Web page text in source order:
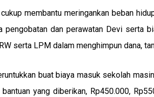
membantu meringankan beban
pengobatan dan perawatan Devi serta
serta LPM dalam menghimpun dana,
buat biaya masuk sekolah
yang diberikan, Rp450.000,